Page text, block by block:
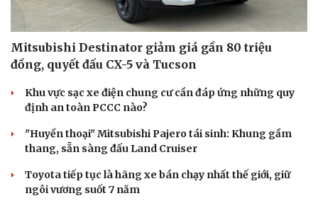
Dinh dưỡng - món ngon
Cây thuốc
Nhà đẹp
Mitsubishi Destinator giảm giá gần 80 triệu
đồng, quyết đấu CX-5 và Tucson
Khu vực sạc xe điện chung cư cần đáp ứng những quy
định an toàn PCCC nào?
"Huyền thoại" Mitsubishi Pajero tái sinh: Khung gầm
thang, sẵn sàng đấu Land Cruiser
Toyota tiếp tục là hãng xe bán chạy nhất thế giới, giữ
ngôi vương suốt 7 năm